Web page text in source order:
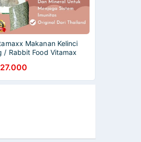
Makanan Kelinci
/ Rabbit Food Vitamax